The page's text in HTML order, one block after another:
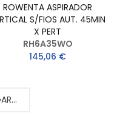
ROWENTA ASPIRADOR
S/FIOS AUT. 45MIN
X PERT
RH6A35WO
145,06 €